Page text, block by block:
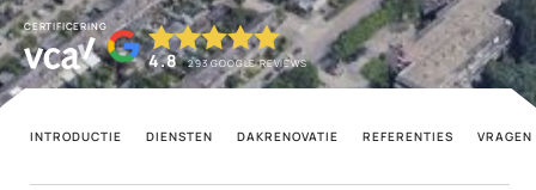
CERTIFICERING
4.8 293GOOGLE REVIEWS
INTRODUCTIE DIENSTEN DAKRENOVATIE REFERENTIES VRAGEN